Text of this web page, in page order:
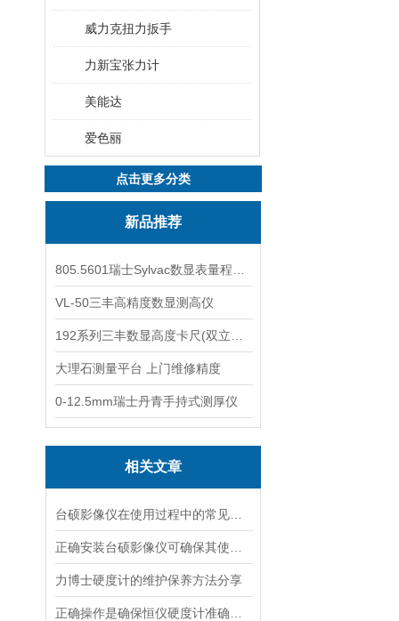
威力克扭力扳手
力新宝张力计
美能达
爱色丽
点击更多分类
新品推荐
VL-50三丰高精度数显测高仪
大理石测量平台 上门维修精度
0-12.5mm瑞士丹青手持式测厚仪
相关文章
力博士硬度计的维护保养方法分享